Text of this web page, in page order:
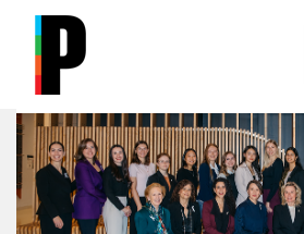
Skip to main content
Press room